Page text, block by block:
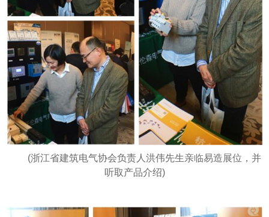
(浙江省建筑电气协会负责人洪伟先生亲临易造展位，并
听取产品介绍)